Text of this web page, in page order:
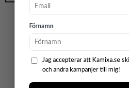
Förnamn
Jag accepterar att Kamixa.se
och andra kampanjer till mig!
Födelsedag, julkort &
Detta är ett väldigt lätt sätt
glädje omkring sig. Vem blir
komma hem efter en lång